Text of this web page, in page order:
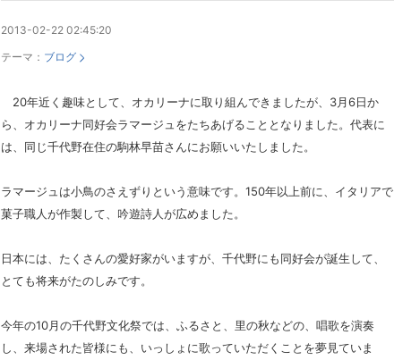
2013-02-22 02:45:20
テーマ： ブログ
20年近く趣味として、オカリーナに取り組んできましたが、3月6日か
ら、オカリーナ同好会ラマージュをたちあげることとなりました。代表に
は、同じ千代野在住の駒林早苗さんにお願いいたしました。
ラマージュは小鳥のさえずりという意味です。150年以上前に、イタリアで
菓子職人が作製して、吟遊詩人が広めました。
日本には、たくさんの愛好家がいますが、千代野にも同好会が誕生して、
とても将来がたのしみです。
今年の10月の千代野文化祭では、ふるさと、里の秋などの、唱歌を演奏
し、来場された皆様にも、いっしょに歌っていただくことを夢見ていま